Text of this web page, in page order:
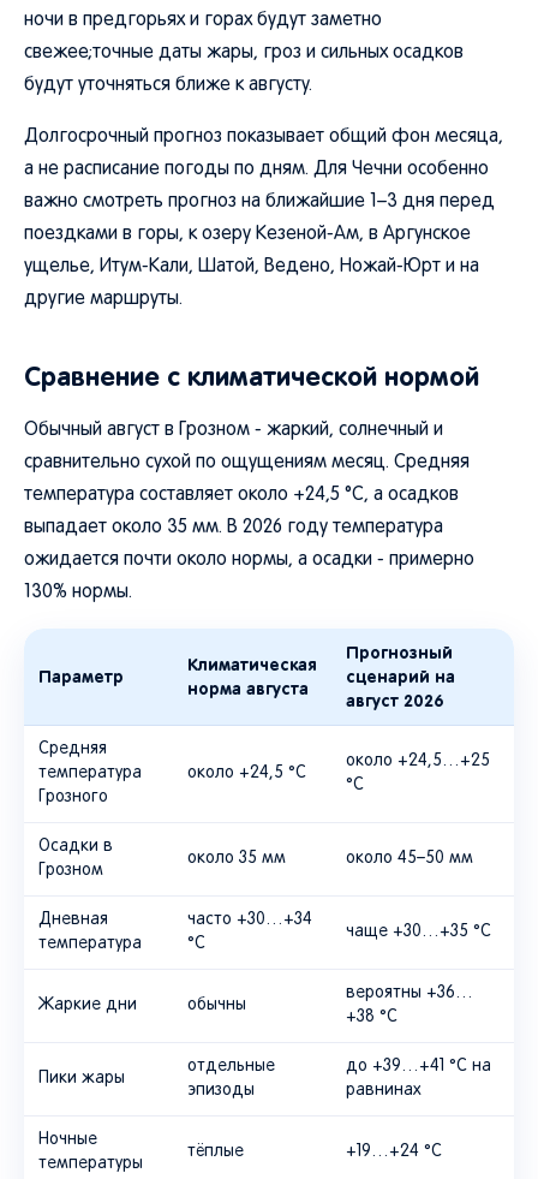
ночи в предгорьях и горах будут заметно
свежее;точные даты жары, гроз и сильных осадков
будут уточняться ближе к августу.
Долгосрочный прогноз показывает общий фон месяца,
а не расписание погоды по дням. Для Чечни особенно
важно смотреть прогноз на ближайшие 1–3 дня перед
поездками в горы, к озеру Кезеной-Ам, в Аргунское
ущелье, Итум-Кали, Шатой, Ведено, Ножай-Юрт и на
другие маршруты.
Сравнение с климатической нормой
Обычный август в Грозном - жаркий, солнечный и
сравнительно сухой по ощущениям месяц. Средняя
температура составляет около +24,5 °C, а осадков
выпадает около 35 мм. В 2026 году температура
ожидается почти около нормы, а осадки - примерно
130% нормы.
Параметр
Климатическая
норма августа
Прогнозный
сценарий на
август 2026
Средняя
температура
Грозного
около +24,5 °C
около +24,5…+25
°C
Осадки в
Грозном
около 35 мм около 45–50 мм
Дневная
температура
часто +30…+34
°C
чаще +30…+35 °C
Жаркие дни обычны
вероятны +36…
+38 °C
Пики жары
отдельные
эпизоды
до +39…+41 °C на
равнинах
Ночные
температуры
тёплые +19…+24 °C